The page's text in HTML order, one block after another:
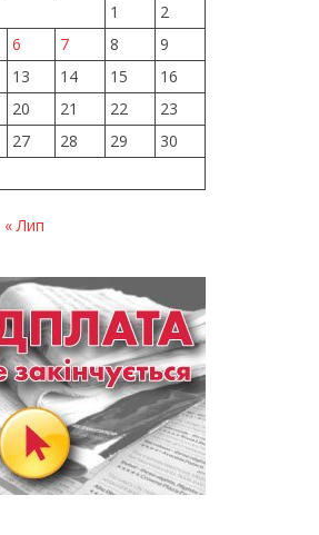
1
2
6 7 8
9
13 14 15
16
20 21 22
23
27 28 29
30
« Лип